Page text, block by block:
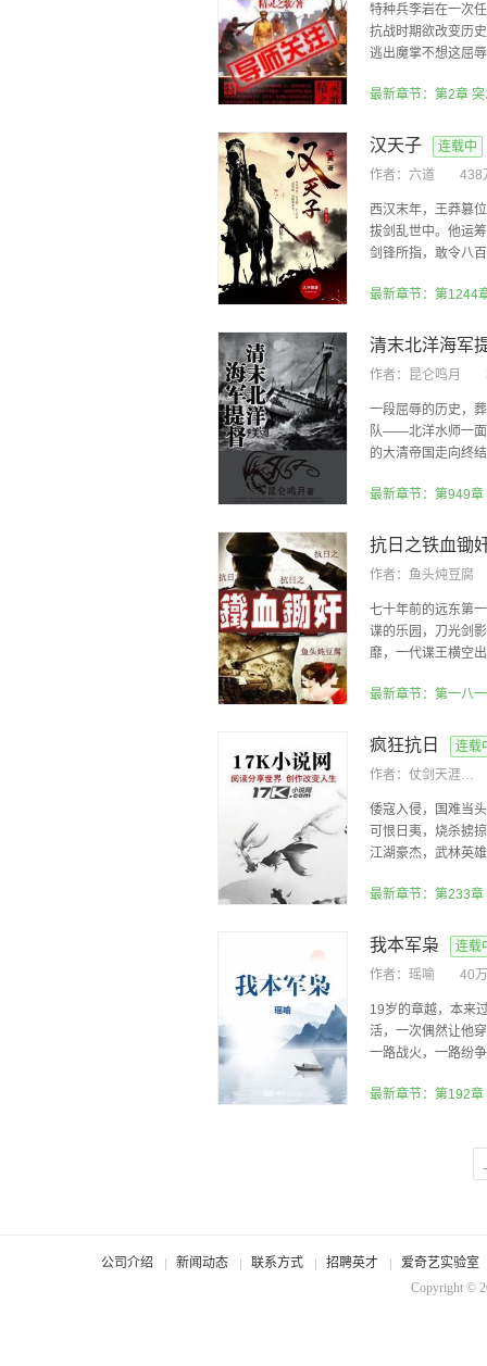
特种兵李岩在一次
抗战时期欲改变历
逃出魔掌不想这屈
最新章节：第2章
汉天子
连载中
作者： 六道 438
西汉末年，王莽篡
拔剑乱世中。他运
剑锋所指，敢令八
最新章节：第1244
清末北洋海军
作者： 昆仑鸣月
一段屈辱的历史，
队——北洋水师一面
的大清帝国走向终
最新章节：第949
抗日之铁血锄
作者： 鱼头炖豆腐
七十年前的远东第
谍的乐园，刀光剑
靡，一代谍王横空
最新章节：第一八
疯狂抗日
连载
作者：
仗剑天涯断肠人
倭寇入侵，国难当
可恨日夷，烧杀掳
江湖豪杰，武林英
最新章节：第233
我本军枭
连载
作者： 瑶喻 40
19岁的章越，本来
活，一次偶然让他
一路战火，一路纷
最新章节：第192章
公司介绍 新闻动态 联系方式 招聘英才
爱奇艺实验室
Copyright ©